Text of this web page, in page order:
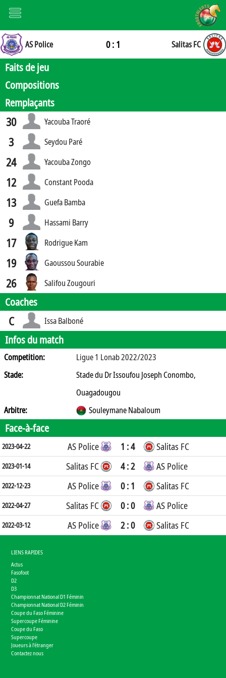
AS Police 0 : 1 Salitas FC
Faits de jeu
Compositions
Remplaçants
30 Yacouba Traoré
3 Seydou Paré
24 Yacouba Zongo
12 Constant Pooda
13 Guefa Bamba
9 Hassami Barry
17 Rodrigue Kam
19 Gaoussou Sourabie
26 Salifou Zougouri
Coaches
C Issa Balboné
Infos du match
Competition:
Ligue 1 Lonab 2022/2023
Stade:
Stade du Dr Issoufou Joseph Conombo,
Ouagadougou
Arbitre:
Souleymane Nabaloum
Face-à-face
2023-04-22 AS Police 1 : 4 Salitas FC
2023-01-14 Salitas FC 4 : 2 AS Police
2022-12-23 AS Police 0 : 1 Salitas FC
2022-04-27 Salitas FC 0 : 0 AS Police
2022-03-12 AS Police 2 : 0 Salitas FC
LIENS RAPIDES
Actus
Fasofoot
D2
D3
Championnat National D1 Féminin
Championnat National D2 Féminin
Coupe du Faso Féminine
Supercoupe Féminine
Coupe du Faso
Supercoupe
Joueurs à l'étranger
Contactez nous